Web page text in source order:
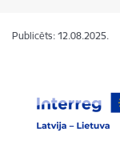
Publicēts: 12.08.2025.